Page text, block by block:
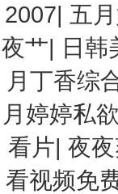
2007| 五
夜艹| 日韩
月丁香综
月婷婷私欲
看片| 夜
看视频免